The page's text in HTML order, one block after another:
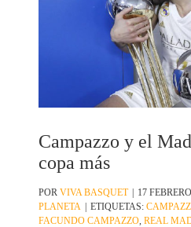
Campazzo y el
copa más
PORVIVA BASQUET | 17
PLANETA | ETIQUETAS:
FACUNDO CAMPAZZO ,REAL